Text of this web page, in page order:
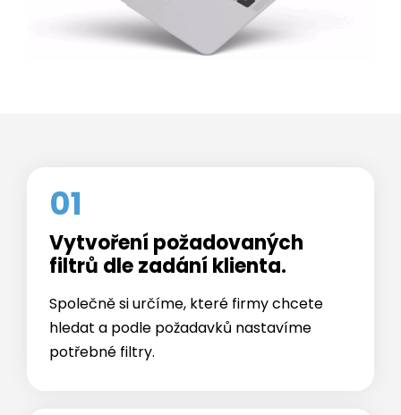
Vytvoření požadovaných
filtrů dle zadání klienta.
Společně si určíme, které firmy chcete
potřebné filtry.